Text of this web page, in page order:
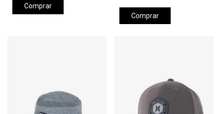
Comprar
Comprar